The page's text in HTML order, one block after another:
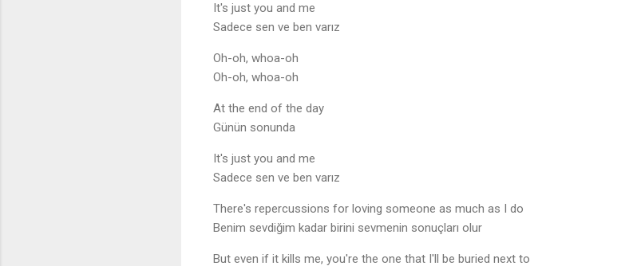
It's just you and me
Sadece sen ve ben varız
Oh-oh, whoa-oh
Oh-oh, whoa-oh
At the end of the day
Günün sonunda
It's just you and me
Sadece sen ve ben varız
There's repercussions for loving someone as much as I do
Benim sevdiğim kadar birini sevmenin sonuçları olur
But even if it kills me, you're the one that I'll be buried next to